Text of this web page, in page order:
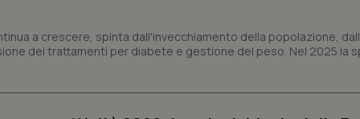
a crescere, spinta dall'invecchiamento della popolazione,
dei trattamenti per diabete e gestione del peso. Nel 2025 la
per distinguere utenti unici
generato in modo casuale come
cliente. È incluso in ogni